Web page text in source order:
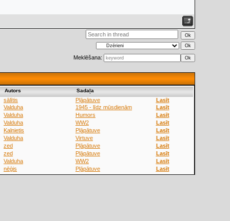
Meklēšana:
Аutors Sadaļa
sālītis Pļāpātuve
Lasīt
Valduha
1945 - līdz mūsdienām
Lasīt
Valduha
Humors
Lasīt
Valduha
WW2
Lasīt
Kalnietis
Pļāpātuve
Lasīt
Valduha
Virtuve
Lasīt
zed
Pļāpātuve
Lasīt
zed
Pļāpātuve
Lasīt
Valduha
WW2
Lasīt
nēģis
Pļāpātuve Lasīt